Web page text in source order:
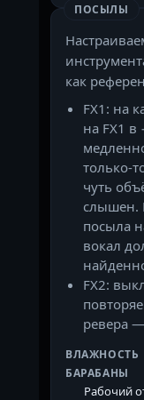
ПОСЫЛЫ
как
FX1: на
на FX1
только-
чуть
слышен.
посыла
вокал
FX2:
ревера
ВЛАЖНОСТЬ
БАРАБАНЫ
Рабочий